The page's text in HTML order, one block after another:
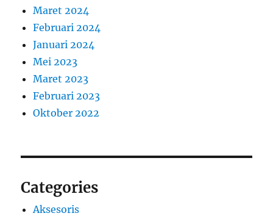
Maret 2024
Februari 2024
Januari 2024
Mei 2023
Maret 2023
Februari 2023
Oktober 2022
Categories
Aksesoris